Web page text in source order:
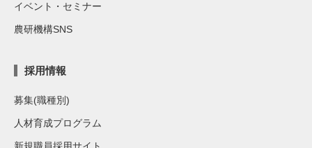
イベント・セミナー
農研機構SNS
採用情報
募集(職種別)
人材育成プログラム